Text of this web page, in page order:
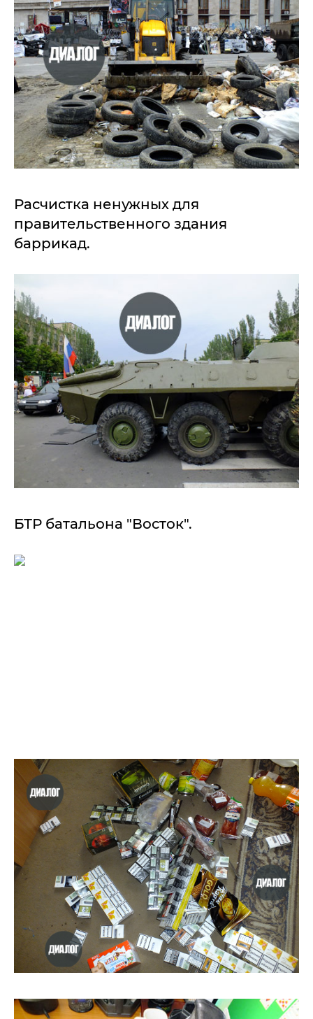
Расчистка ненужных для
правительственного здания
баррикад.
БТР батальона "Восток".